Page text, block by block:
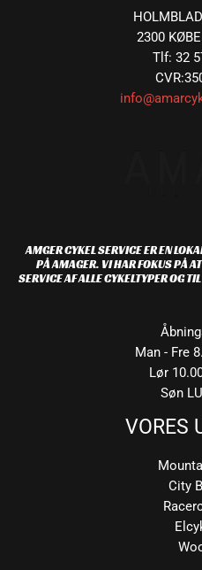
2300
Tlf: 32
AMGER CYKEL SERVICE ER EN
PÅ AMAGER. VI HAR FOKUS PÅ
SERVICE AF ALLE CYKELTYPER OG
Man - Fre
Lør
Søn
VORES
City